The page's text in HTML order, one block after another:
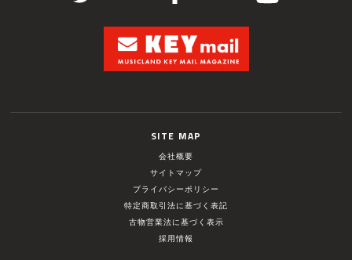
SITE MAP
会社概要
サイトマップ
プライバシーポリシー
特定商取引法に基づく表記
古物営業法に基づく表示
採用情報